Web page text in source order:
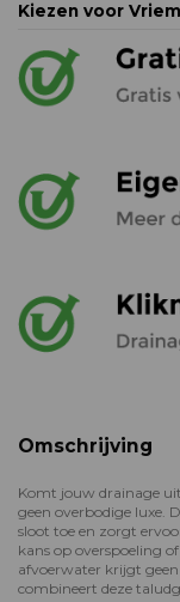
Kiezen voor
Omschrijving
Komt jouw drainage
geen overbodige luxe.
sloot toe en zorgt
kans op overspoeling
afvoerwater krijgt
combineert deze